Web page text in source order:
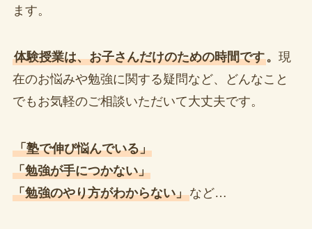
ます。
体験授業は、お子さんだけのための時間です。 現
在のお悩みや勉強に関する疑問など、どんなこと
でもお気軽のご相談いただいて大丈夫です。
「塾で伸び悩んでいる」
「勉強が手につかない」
「勉強のやり方がわからない」など…